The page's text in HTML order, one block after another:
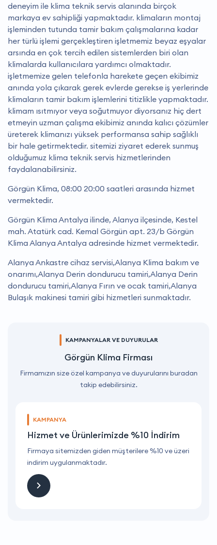
deneyim ile klima teknik servis alanında birçok
markaya ev sahipliği yapmaktadır. klimaların montaj
işleminden tutunda tamir bakım çalışmalarına kadar
her türlü işlemi gerçekleştiren işletmemiz beyaz eşyalar
arsında en çok tercih edilen sistemlerden biri olan
klimalarda kullanıcılara yardımcı olmaktadır.
i̇şletmemize gelen telefonla harekete geçen ekibimiz
anında yola çıkarak gerek evlerde gerekse iş yerlerinde
klimaların tamir bakım işlemlerini titizlikle yapmaktadır.
klimam ısıtmıyor veya soğutmuyor diyorsanız hiç dert
etmeyin uzman çalışma ekibimiz anında kalıcı çözümler
üreterek klimanızı yüksek performansa sahip sağlıklı
bir hale getirmektedir. sitemizi ziyaret ederek sunmuş
olduğumuz klima teknik servis hizmetlerinden
faydalanabilirsiniz.
Görgün Klima, 08:00 20:00 saatleri arasında hizmet
vermektedir.
Görgün Klima Antalya ilinde, Alanya ilçesinde, Kestel
mah. Atatürk cad. Kemal Görgün apt. 23/b Görgün
Klima Alanya Antalya adresinde hizmet vermektedir.
Alanya Ankastre cihaz servisi,Alanya Klima bakım ve
onarımı,Alanya Derin dondurucu tamiri,Alanya Derin
dondurucu tamiri,Alanya Fırın ve ocak tamiri,Alanya
Bulaşık makinesi tamiri gibi hizmetleri sunmaktadır.
KAMPANYALAR VE DUYURULAR
Görgün Klima Firması
Firmamızın size özel kampanya ve duyurularını buradan
takip edebilirsiniz.
KAMPANYA
Hizmet ve Ürünlerimizde %10 İndirim
Firmaya sitemizden giden müşterilere %10 ve üzeri
indirim uygulanmaktadır.